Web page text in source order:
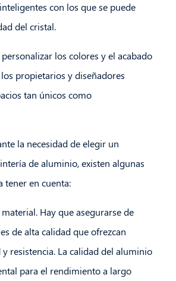
con los que se puede
del cristal.
los colores y el acabado
propietarios y diseñadores
tan únicos como
la necesidad de elegir un
de aluminio, existen algunas
tener en cuenta:
Hay que asegurarse de
de alta calidad que ofrezcan
resistencia. La calidad del aluminio
para el rendimiento a largo